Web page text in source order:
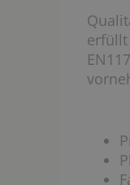
erfüllt